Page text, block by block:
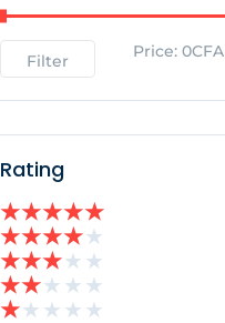
Filter Price: 0CFA
Rating
★★★★★
★★★★★
★★★★ ★
★★★ ★ ★
★★ ★ ★ ★